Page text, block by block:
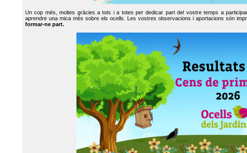
Un cop més, moltes gràcies a tots i a totes per dedicar part del vostre temps a
aprendre una mica més sobre els ocells. Les vostres observacions i aportacions són
formar-ne part.